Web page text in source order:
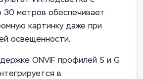
30 метров обеспечивает
картинку даже при
освещенности.
ONVIF профилей S и G
в